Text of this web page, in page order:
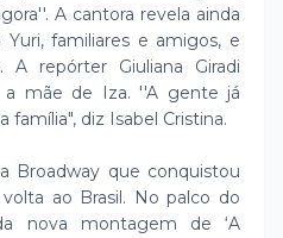
A cantora revela ainda
familiares e amigos, e
A repórter Giuliana Giradi
mãe de Iza. ''A gente já
família", diz Isabel Cristina.
Broadway que conquistou
ao Brasil. No palco do
nova montagem de ‘A